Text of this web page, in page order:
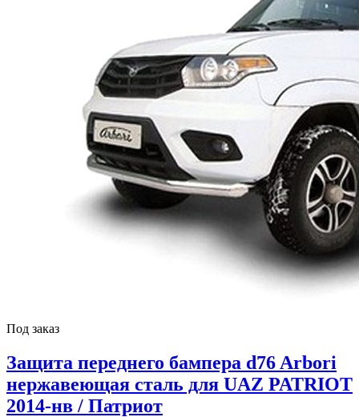
Под заказ
Защита переднего бампера d76 Arbori
нержавеющая сталь для UAZ PATRIOT
2014-нв / Патриот